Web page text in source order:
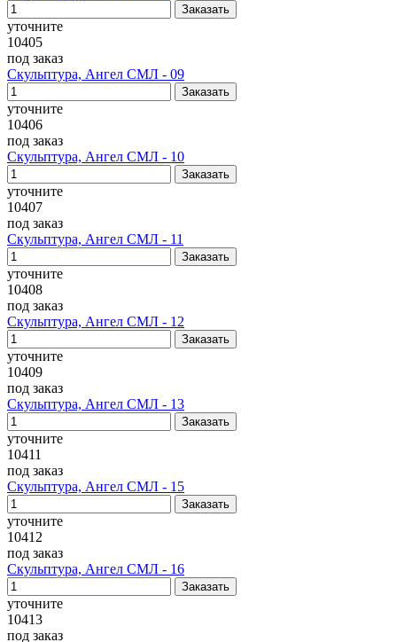
уточните
10405
под заказ
Скульптура, Ангел СМЛ - 09
уточните
10406
под заказ
Скульптура, Ангел СМЛ - 10
уточните
10407
под заказ
Скульптура, Ангел СМЛ - 11
уточните
10408
под заказ
Скульптура, Ангел СМЛ - 12
уточните
10409
под заказ
Скульптура, Ангел СМЛ - 13
уточните
10411
под заказ
Скульптура, Ангел СМЛ - 15
уточните
10412
под заказ
Скульптура, Ангел СМЛ - 16
уточните
10413
под заказ